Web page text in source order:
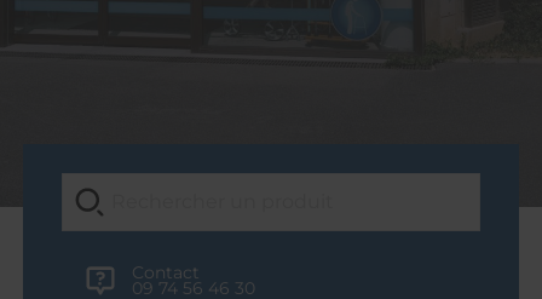
Contact
09 74 56 46 30